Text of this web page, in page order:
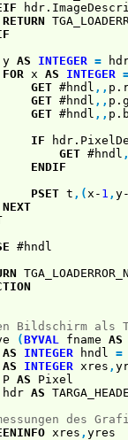
RETURN
y AS INTEGER =
FOR x AS INTEGER
GET #hndl , ,
GET #hndl , ,
GET #hndl , ,
IF
GET #hndl
ENDIF
PSET t , ( x- 1 ,
NEXT
#hndl
Bildschirm als
(BYVAL fname AS
AS INTEGER hndl =
AS INTEGER xres ,
P AS Pixel
hdr AS
des
xres , yres